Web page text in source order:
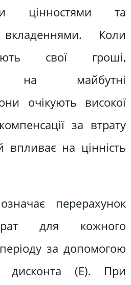
цінностями та
Коли
свої гроші,
на майбутні
очікують високої
за втрату
впливає на цінність
перерахунок
для кожного
за допомогою
дисконта (Е). При